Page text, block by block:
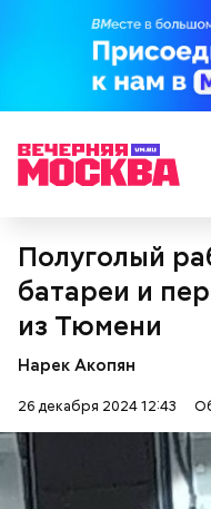
Полуголый
батареи и
из Тюмени
Нарек Акопян
26 декабря 2024 12:43
растительное
помидоры черри
беременным,
людям с
пожилым;
детям.
предостерегла